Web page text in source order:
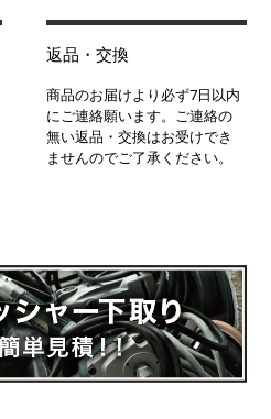
返品・交換
商品のお届けより必ず7日以内
にご連絡願います。ご連絡の
無い返品・交換はお受けでき
ませんのでご了承ください。